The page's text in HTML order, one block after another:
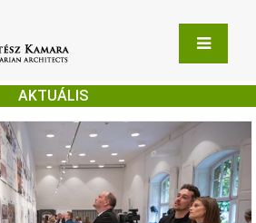
AKTUÁLIS